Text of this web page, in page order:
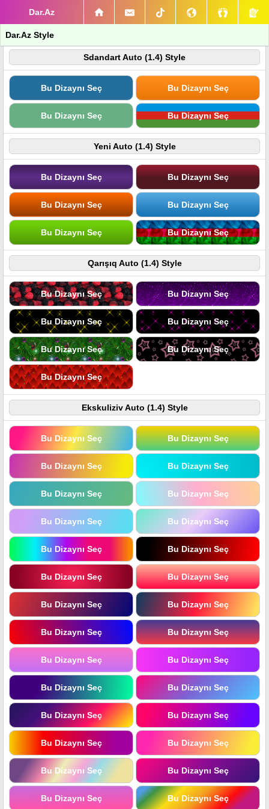
Dar.Az
Dar.Az Style
Sdandart Auto (1.4) Style
Bu Dizaynı Seç Bu Dizaynı Seç
Bu Dizaynı Seç Bu Dizaynı Seç
Yeni Auto (1.4) Style
Bu Dizaynı Seç Bu Dizaynı Seç
Bu Dizaynı Seç Bu Dizaynı Seç
Bu Dizaynı Seç Bu Dizaynı Seç
Qarışıq Auto (1.4) Style
Bu Dizaynı Seç Bu Dizaynı Seç
Bu Dizaynı Seç Bu Dizaynı Seç
Bu Dizaynı Seç Bu Dizaynı Seç
Bu Dizaynı Seç
Ekskuliziv Auto (1.4) Style
Bu Dizaynı Seç Bu Dizaynı Seç
Bu Dizaynı Seç Bu Dizaynı Seç
Bu Dizaynı Seç Bu Dizaynı Seç
Bu Dizaynı Seç Bu Dizaynı Seç
Bu Dizaynı Seç Bu Dizaynı Seç
Bu Dizaynı Seç Bu Dizaynı Seç
Bu Dizaynı Seç Bu Dizaynı Seç
Bu Dizaynı Seç Bu Dizaynı Seç
Bu Dizaynı Seç Bu Dizaynı Seç
Bu Dizaynı Seç Bu Dizaynı Seç
Bu Dizaynı Seç Bu Dizaynı Seç
Bu Dizaynı Seç Bu Dizaynı Seç
Bu Dizaynı Seç Bu Dizaynı Seç
Bu Dizaynı Seç Bu Dizaynı Seç